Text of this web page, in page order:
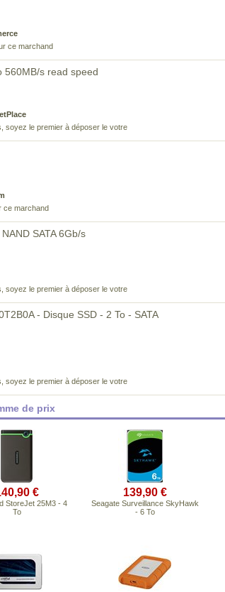
ce marchand
560MB/s read speed
soyez le premier à déposer le votre
ce marchand
SATA 6Gb/s
soyez le premier à déposer le votre
- Disque SSD - 2 To - SATA
soyez le premier à déposer le votre
de prix
€
StoreJet 25M3 - 4
To
139,90 €
Seagate Surveillance SkyHawk
- 6 To